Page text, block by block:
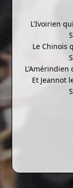
L'Ivoirien
Le Chinois
L'Amérindien
Et Jeannot